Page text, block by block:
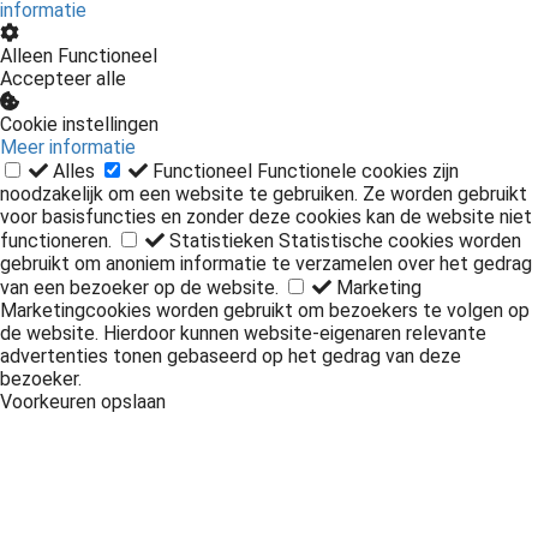
informatie
Alleen Functioneel
Accepteer alle
Cookie instellingen
Meer informatie
Alles
Functioneel Functionele cookies zijn
noodzakelijk om een website te gebruiken. Ze worden gebruikt
voor basisfuncties en zonder deze cookies kan de website niet
functioneren.
Statistieken Statistische cookies worden
gebruikt om anoniem informatie te verzamelen over het gedrag
van een bezoeker op de website.
Marketing
Marketingcookies worden gebruikt om bezoekers te volgen op
de website. Hierdoor kunnen website-eigenaren relevante
advertenties tonen gebaseerd op het gedrag van deze
bezoeker.
Voorkeuren opslaan